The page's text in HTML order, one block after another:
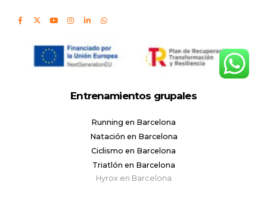
Entrenamientos grupales
Running en Barcelona
Natación en Barcelona
Ciclismo en Barcelona
Triatlón en Barcelona
Hyrox en Barcelona